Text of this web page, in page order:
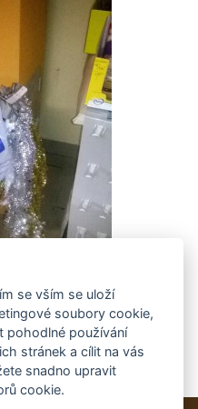
se vším se uloží
soubory cookie,
pohodlné používání
stránek a cílit na vás
snadno upravit
cookie.